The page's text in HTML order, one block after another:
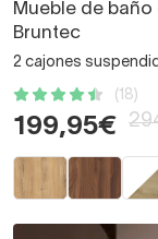
Mueble de
Bruntec
2 cajones
(18)
199,95€